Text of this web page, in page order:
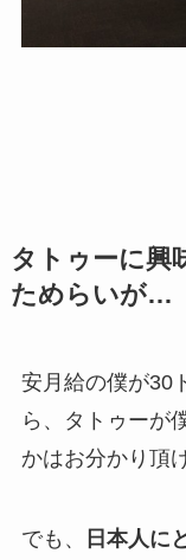
タトゥーに興
ためらいが…
安月給の僕が30
ら、タトゥーが
かはお分かり頂
でも、
日本人に